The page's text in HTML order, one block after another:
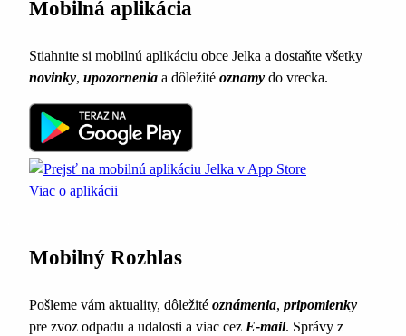
Mobilná aplikácia
Stiahnite si mobilnú aplikáciu obce Jelka a dostaňte všetky
novinky, upozornenia a dôležité oznamy do vrecka.
Viac o aplikácii
Mobilný Rozhlas
Pošleme vám aktuality, dôležité oznámenia, pripomienky
pre zvoz odpadu a udalosti a viac cez E-mail. Správy z